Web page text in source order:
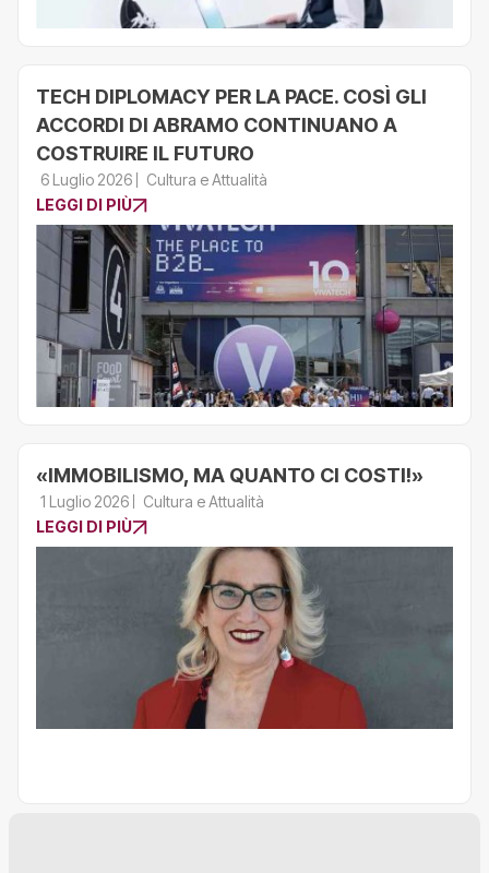
TECH DIPLOMACY PER LA PACE. COSÌ GLI
ACCORDI DI ABRAMO CONTINUANO A
COSTRUIRE IL FUTURO
6 Luglio 2026
Cultura e Attualità
LEGGI DI PIÙ
«IMMOBILISMO, MA QUANTO CI COSTI!»
1 Luglio 2026
Cultura e Attualità
LEGGI DI PIÙ